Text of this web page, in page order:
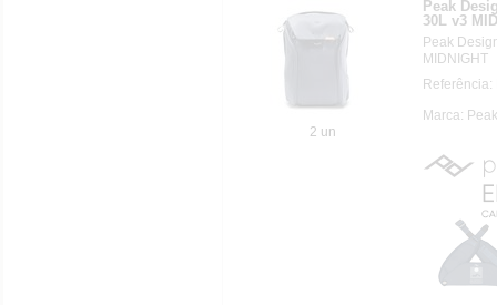
2 un
Peak
30L v3
Peak
MIDNIGHT
Marca: